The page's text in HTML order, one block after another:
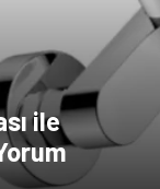
ile